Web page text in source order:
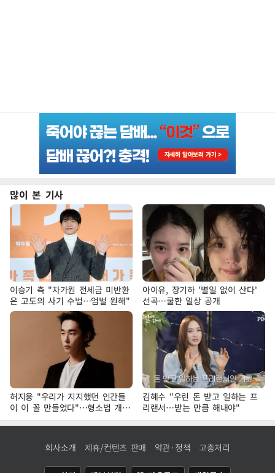
많이 본 기사
이승기 측 "차가원 전세금 미반환
은 고도의 사기 수법…엄벌 원해"
아이유, 장기하 '별일 없이 산다'
선곡…쿨한 일상 공개
허지웅 "우리가 지지했던 인간들
이 이 꼴 만들었다"…형소법 개정
에 격한 반응
김혜수 "우린 돈 받고 일하는 프
리랜서…받는 만큼 해내야"
회사소개 제휴/컨텐츠 판매 약관·정책 고충처리